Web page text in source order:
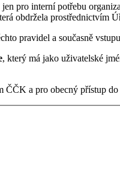
pro interní potřebu
obdržela prostřednictvím
pravidel a současně
, který má jako uživatelské
ČČK a pro obecný přístup